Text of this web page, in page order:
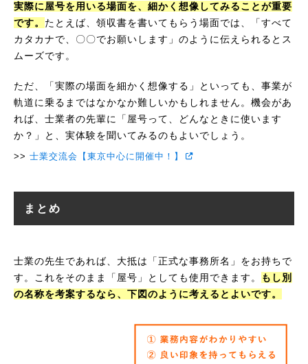
実際に屋号を用いる場面を、細かく想像してみることが重要
です。 たとえば、領収書を書いてもらう場面では、「すべて
カタカナで、〇〇でお願いします」のように伝えられるとス
ムーズです。
ただ、「実際の場面を細かく想像する」といっても、事業が
軌道に乗るまではなかなか難しいかもしれません。機会があ
れば、士業者の先輩に「屋号って、どんなときに使います
か？」と、実体験を聞いてみるのもよいでしょう。
士業交流会【東京中心に開催中！】
まとめ
士業の先生であれば、大抵は「正式な事務所名」をお持ちで
す。これをそのまま「屋号」としても使用できます。
もし別
の名称を考案するなら、下図のように考えるとよいです。